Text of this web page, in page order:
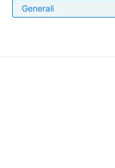
Generali